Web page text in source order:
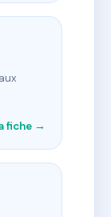
fiche →